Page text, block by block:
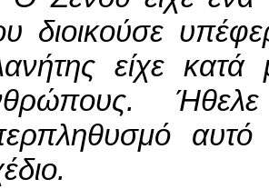
διοικούσε
είχε κατά